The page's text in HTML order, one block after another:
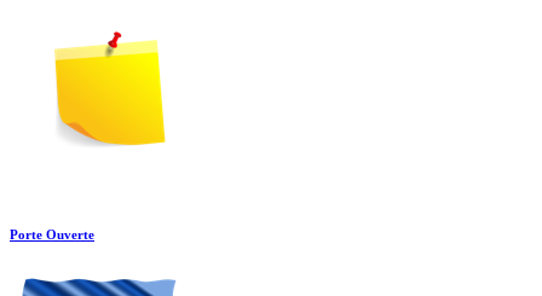
Porte Ouverte